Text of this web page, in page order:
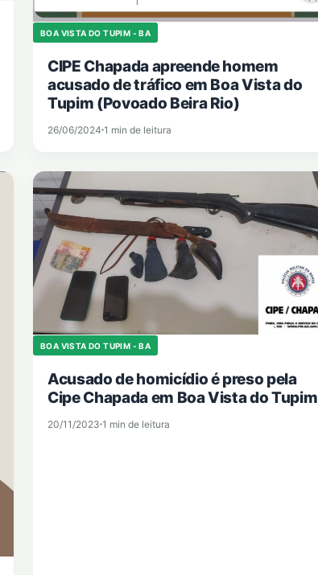
BOA VISTA DO TUPIM - BA
CIPE Chapada apreende homem
acusado de tráfico em Boa Vista do
Tupim (Povoado Beira Rio)
26/06/2024 1 min de leitura
BOA VISTA DO TUPIM - BA
Acusado de homicídio é preso pela
Cipe Chapada em Boa Vista do Tupim
20/11/2023 1 min de leitura